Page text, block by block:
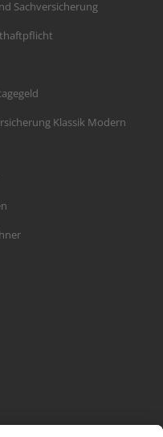
Sachversicherung
Klassik Modern